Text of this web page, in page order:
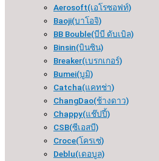
Aerosoft(เอโรซอฟท์)
Baoji(บาโอจิ)
BB Bouble(บีบี ดับเบิล)
Binsin(บินซิน)
Breaker(เบรกเกอร์​)
Bumei(บูมิ)
Catcha(แคทช่า)
ChangDao(ช้างดาว)
Chappy(แช๊ปปี้)
CSB(ซีเอสบี)
Croce(โครเซ่)
Deblu(เดอบูล)